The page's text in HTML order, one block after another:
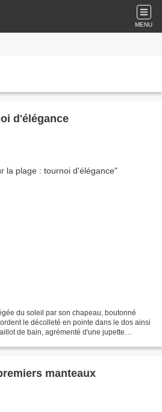
MENU
d'élégance
du soleil par son chapeau, boutonné
le décolleté en pointe dans le dos ainsi
de bain, agrémenté d'une jupette
manteaux